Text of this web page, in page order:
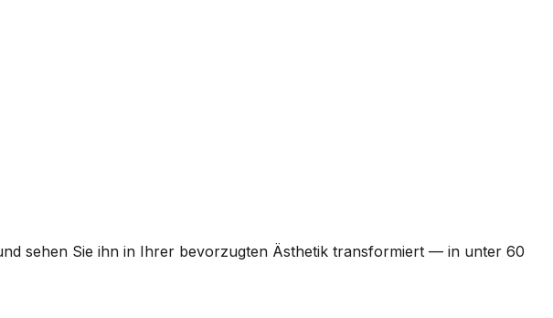
sehen Sie ihn in Ihrer bevorzugten Ästhetik transformiert — in unter 60